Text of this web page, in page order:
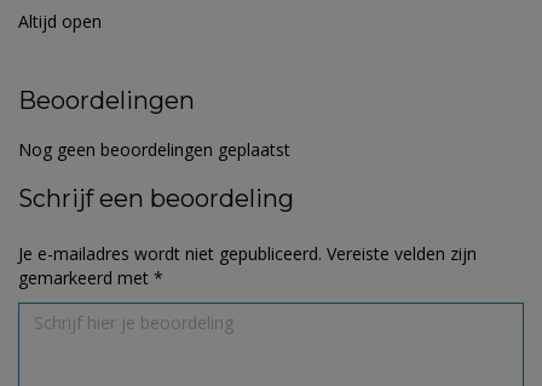
Altijd open
Beoordelingen
Nog geen beoordelingen geplaatst
Schrijf een beoordeling
Je e-mailadres wordt niet gepubliceerd. Vereiste velden zijn
gemarkeerd met *